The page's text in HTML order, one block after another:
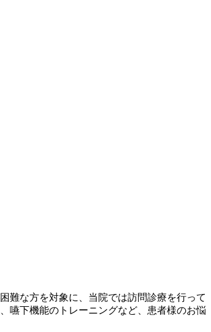
難な方を対象に、当院では訪問診療を行って
嚥下機能のトレーニングなど、患者様のお悩